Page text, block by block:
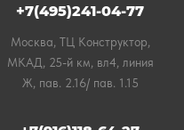
+7(495)241-04-77
Москва, ТЦ Конструктор,
МКАД, 25-й км, вл4, линия
Ж, пав. 2.16/ пав. 1.15